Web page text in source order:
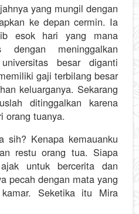
yang mungil dengan
ke depan cermin. Ia
esok hari yang mana
meninggalkan
besar diganti
gaji terbilang besar
keluarganya. Sekarang
ditinggalkan karena
orang tuanya.
sih? Kenapa kemauanku
restu orang tua. Siapa
untuk bercerita dan
pecah dengan mata yang
Seketika itu Mira